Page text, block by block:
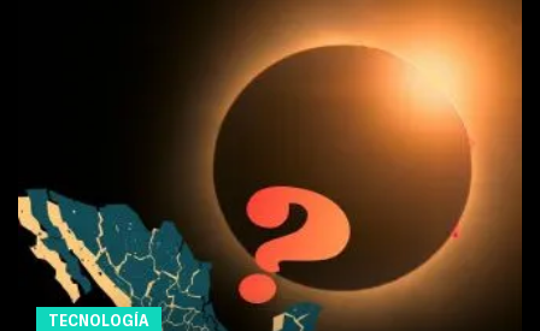
TECNOLOGÍA